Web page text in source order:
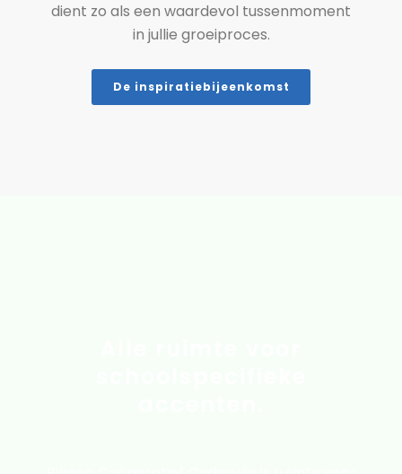
dient zo als een waardevol tussenmoment
in jullie groeiproces.
De inspiratiebijeenkomst